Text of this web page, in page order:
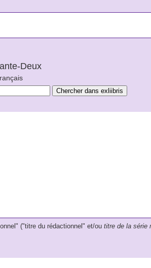
Deux
("titre du rédactionnel" et/ou titre de la série